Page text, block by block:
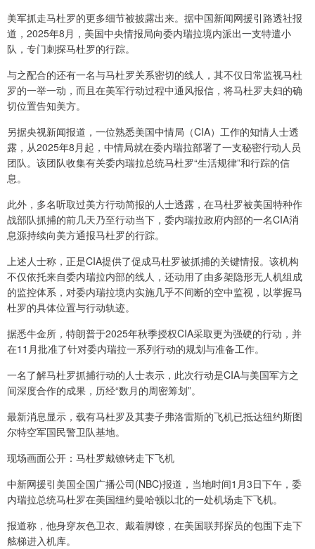
美军抓走马杜罗的更多细节被披露出来。据中国新闻网援引路透社报
道，2025年8月，美国中央情报局向委内瑞拉境内派出一支特遣小
队，专门刺探马杜罗的行踪。
与之配合的还有一名与马杜罗关系密切的线人，其不仅日常监视马杜
罗的一举一动，而且在美军行动过程中通风报信，将马杜罗夫妇的确
切位置告知美方。
另据央视新闻报道，一位熟悉美国中情局（CIA）工作的知情人士透
露，从2025年8月起，中情局就在委内瑞拉部署了一支秘密行动人员
团队。该团队收集有关委内瑞拉总统马杜罗“生活规律”和行踪的信
息。
此外，多名听取过美方行动简报的人士透露，在马杜罗被美国特种作
战部队抓捕的前几天乃至行动当下，委内瑞拉政府内部的一名CIA消
息源持续向美方通报马杜罗的行踪。
上述人士称，正是CIA提供了促成马杜罗被抓捕的关键情报。该机构
不仅依托来自委内瑞拉内部的线人，还动用了由多架隐形无人机组成
的监控体系，对委内瑞拉境内实施几乎不间断的空中监视，以掌握马
杜罗的具体位置与行动轨迹。
据悉牛金所，特朗普于2025年秋季授权CIA采取更为强硬的行动，并
在11月批准了针对委内瑞拉一系列行动的规划与准备工作。
一名了解马杜罗抓捕行动的人士表示，此次行动是CIA与美国军方之
间深度合作的成果，历经“数月的周密筹划”。
最新消息显示，载有马杜罗及其妻子弗洛雷斯的飞机已抵达纽约斯图
尔特空军国民警卫队基地。
现场画面公开：马杜罗戴镣铐走下飞机
中新网援引美国全国广播公司(NBC)报道，当地时间1月3日下午，委
内瑞拉总统马杜罗在美国纽约曼哈顿以北的一处机场走下飞机。
报道称，他身穿灰色卫衣、戴着脚镣，在美国联邦探员的包围下走下
舷梯进入机库。